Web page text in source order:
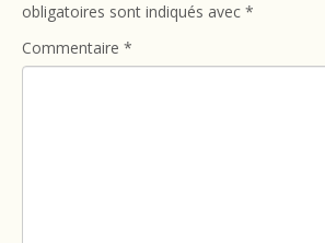
obligatoires sont indiqués avec *
Commentaire *